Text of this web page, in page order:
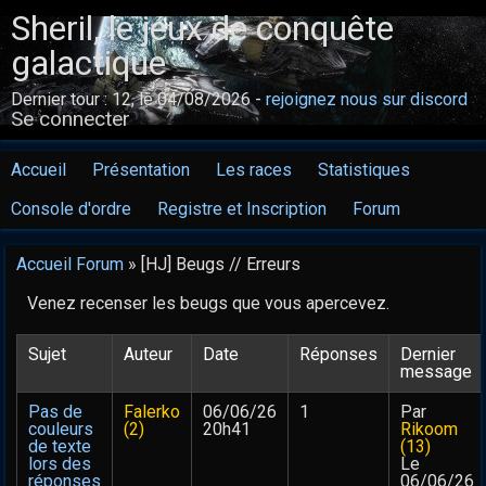
Sheril, le jeux de conquête
galactique
Dernier tour : 12, le 04/08/2026 - rejoignez nous sur discord
Se connecter
Accueil Présentation Les races
Statistiques
Console d'ordre
Registre et Inscription Forum
Accueil Forum » [HJ] Beugs // Erreurs
Venez recenser les beugs que vous apercevez.
Sujet Auteur Date Réponses
Dernier
message
Pas de
couleurs
de texte
lors des
réponses
Falerko
(2)
06/06/26
20h41
1
Par
Rikoom
(13)
Le
06/06/26